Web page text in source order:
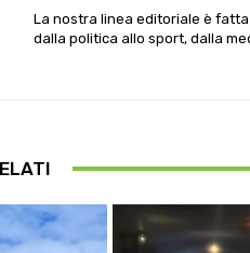
La nostra linea editoriale è
dalla politica allo sport, dalla